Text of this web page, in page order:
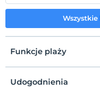
Wszystkie
Funkcje plaży
plaża
Udogodnienia